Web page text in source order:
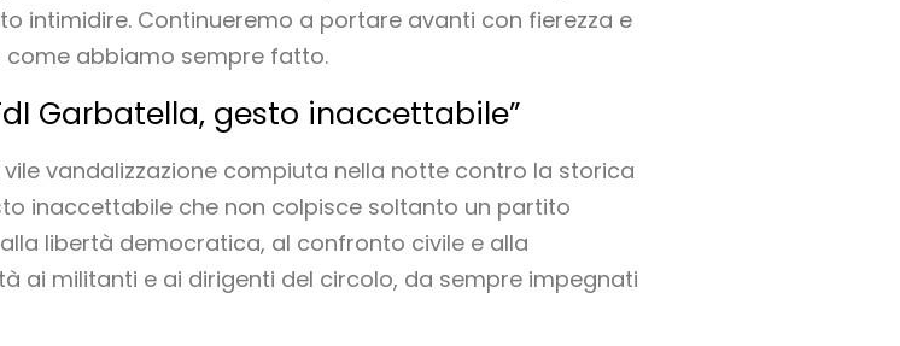
intimidire. Continueremo a portare avanti con fierezza e
come abbiamo sempre fatto.
Garbatella, gesto inaccettabile”
vandalizzazione compiuta nella notte contro la storica
inaccettabile che non colpisce soltanto un partito
libertà democratica, al confronto civile e alla
ai militanti e ai dirigenti del circolo, da sempre impegnati